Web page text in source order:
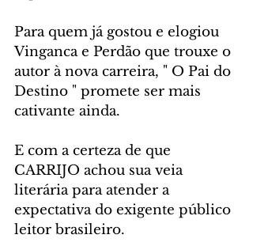
Para quem já gostou e elogiou
Vinganca e Perdão que trouxe o
autor à nova carreira, " O Pai do
Destino " promete ser mais
cativante ainda.
E com a certeza de que
CARRIJO achou sua veia
literária para atender a
expectativa do exigente público
leitor brasileiro.